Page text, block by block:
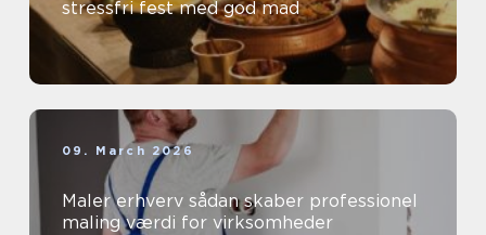
stressfri fest med god mad
09. March 2026
Maler erhverv sådan skaber professionel
maling værdi for virksomheder